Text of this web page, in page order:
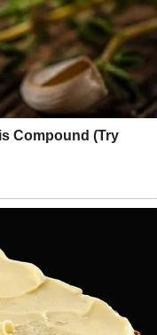
koje pate od
borbi protiv dijabetesa.
doprinosi
kumin pozitivno djeluje na